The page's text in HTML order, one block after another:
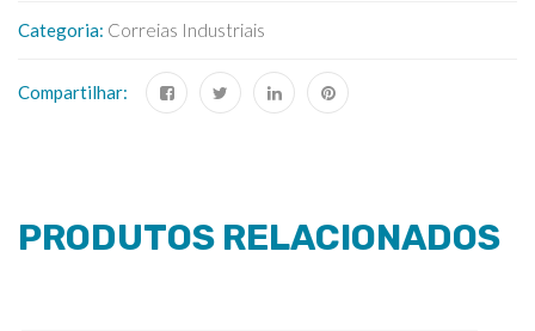
Categoria: Correias Industriais
Compartilhar:
PRODUTOS RELACIONADOS